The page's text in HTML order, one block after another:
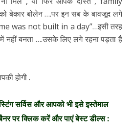
बेकार बोलेन ….पर इन सब के बावजूद लगे
was not built in a day”…इसी तरह
नहीं बनता ….उसके लिए लगे रहना पड़ता है
होगी .
सर्विस और आपको भी इसे इस्तेमाल
पर क्लिक करें और पाएं बेस्ट डील्स :